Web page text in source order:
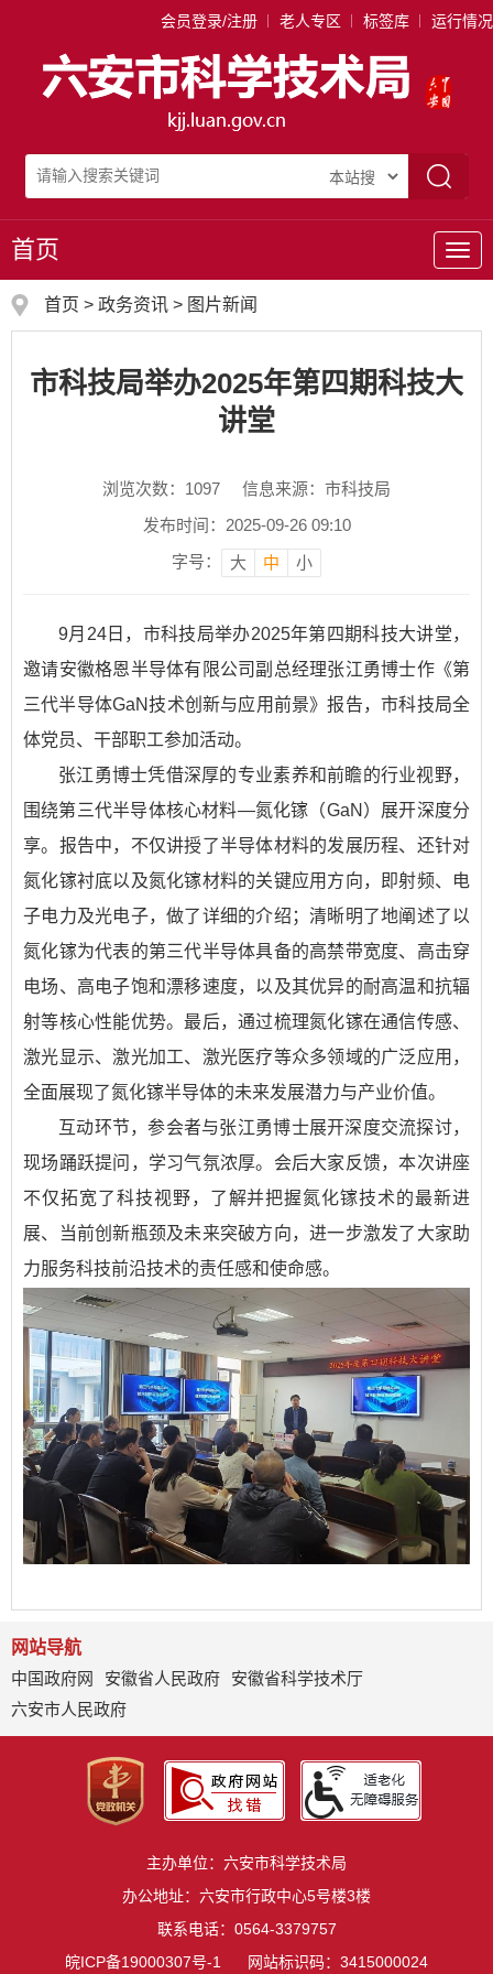
会员登录/注册 老人专区 标签库 运行情况
导
航
首页
首页 > 政务资讯 > 图片新闻
市科技局举办2025年第四期科技大
讲堂
浏览次数： 1097
信息来源：市科技局
发布时间：2025-09-26 09:10
字号：
大 中 小
9月24日，市科技局举办2025年第四期科技大讲堂，
邀请安徽格恩半导体有限公司副总经理张江勇博士作《第
三代半导体GaN技术创新与应用前景》报告，市科技局全
体党员、干部职工参加活动。
张江勇博士凭借深厚的专业素养和前瞻的行业视野，
围绕第三代半导体核心材料—氮化镓（GaN）展开深度分
享。报告中，不仅讲授了半导体材料的发展历程、还针对
氮化镓衬底以及氮化镓材料的关键应用方向，即射频、电
子电力及光电子，做了详细的介绍；清晰明了地阐述了以
氮化镓为代表的第三代半导体具备的高禁带宽度、高击穿
电场、高电子饱和漂移速度，以及其优异的耐高温和抗辐
射等核心性能优势。最后，通过梳理氮化镓在通信传感、
激光显示、激光加工、激光医疗等众多领域的广泛应用，
全面展现了氮化镓半导体的未来发展潜力与产业价值。
互动环节，参会者与张江勇博士展开深度交流探讨，
现场踊跃提问，学习气氛浓厚。会后大家反馈，本次讲座
不仅拓宽了科技视野，了解并把握氮化镓技术的最新进
展、当前创新瓶颈及未来突破方向，进一步激发了大家助
力服务科技前沿技术的责任感和使命感。
网站导航
中国政府网
安徽省人民政府
安徽省科学技术厅
六安市人民政府
主办单位：六安市科学技术局
办公地址：六安市行政中心5号楼3楼
联系电话：0564-3379757
皖ICP备19000307号-1
网站标识码：3415000024